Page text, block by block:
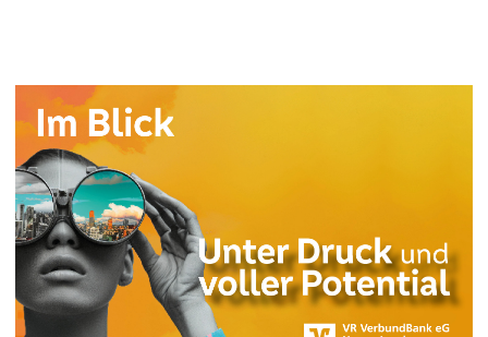
Wartenberg
Schwalm
Fulda
Gießen
Impressum
Datenschutzerklärung